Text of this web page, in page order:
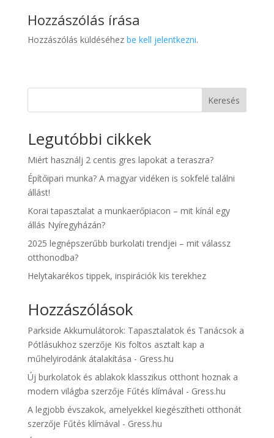
Hozzászólás írása
Hozzászólás küldéséhez be kell jelentkezni.
Keresés
Legutóbbi cikkek
Miért használj 2 centis gres lapokat a teraszra?
Építőipari munka? A magyar vidéken is sokfelé találni
állást!
Korai tapasztalat a munkaerőpiacon – mit kínál egy
állás Nyíregyházán?
2025 legnépszerűbb burkolati trendjei – mit válassz
otthonodba?
Helytakarékos tippek, inspirációk kis terekhez
Hozzászólások
Parkside Akkumulátorok: Tapasztalatok és Tanácsok a
Pótlásukhozszerzője Kis foltos asztalt kap a
műhelyirodánk átalakítása - Gress.hu
Új burkolatok és ablakok klasszikus otthont hoznak a
modern világba szerzője Fűtés klímával - Gress.hu
A legjobb évszakok, amelyekkel kiegészítheti otthonát
szerzője Fűtés klímával - Gress.hu